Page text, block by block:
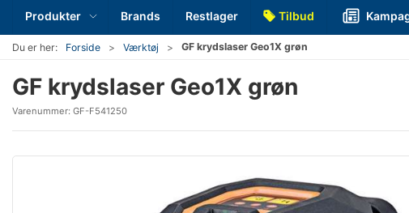
Produkter Brands Restlager Tilbud
Du er her: Forside Værktøj GF krydslaser Geo1X grøn
GF krydslaser Geo1X grøn
Varenummer: GF-F541250